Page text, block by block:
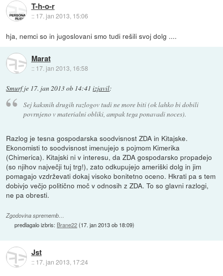
T-h-o-r
:: 17. jan 2013, 15:06
hja, nemci so in jugoslovani smo tudi rešili svoj dolg ....
Marat
:: 17. jan 2013, 16:58
Smurfje 17. jan 2013 ob 14:41 izjavil:
Sej kaksnih drugih razlogov tudi ne more biti (ok lahko bi dobili
povrnjeno v materialni obliki, ampak tega ponavadi noces).
Razlog je tesna gospodarska soodvisnost ZDA in Kitajske.
Ekonomisti to soodvisnost imenujejo s pojmom Kimerika
(Chimerica). Kitajski ni v interesu, da ZDA gospodarsko propadejo
(so njihov največji tuj trg!), zato odkupujejo ameriški dolg in jim
pomagajo vzdrževati dokaj visoko bonitetno oceno. Hkrati pa s tem
dobivjo večjo politično moč v odnosih z ZDA. To so glavni razlogi,
ne pa obresti.
Zgodovina sprememb…
predlagalo izbris: Brane22(17. jan 2013 ob 18:09)
Jst
:: 17. jan 2013, 17:24